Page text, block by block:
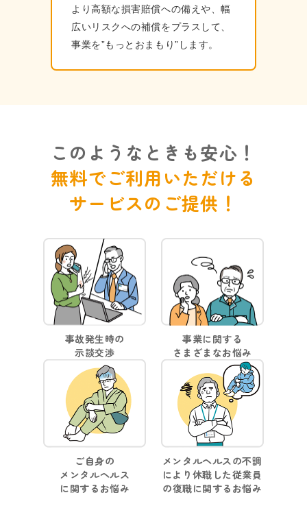
より⾼額な損害賠償への備えや、幅
広いリスクへの補償をプラスして、
事業を”もっとおまもり”します。
このようなときも安心！
無料でご利用いただける
サービスのご提供！
事故発生時の
示談交渉
事業に関する
さまざまなお悩み
ご自身の
メンタルヘルス
に関するお悩み
メンタルヘルスの不調
により休職した従業員
の復職に関するお悩み